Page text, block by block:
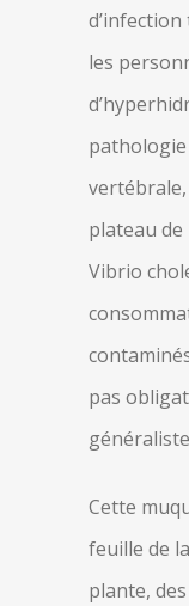
les
vertébrale,
plateau de
Vibrio
pas
Cette
feuille de
plante,